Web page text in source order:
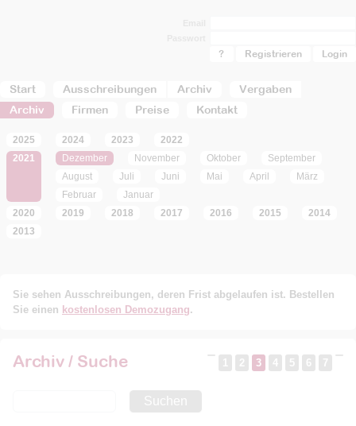
Start Ausschreibungen Archiv
Vergaben
Archiv
Firmen Preise Kontakt
? Registrieren
2025 2024 2023
2022
2021
Dezember November Oktober
September
August
Juli Juni Mai April
März
Februar
Januar
2020
2019 2018 2017 2016 2015
2014
2013
Sie sehen Ausschreibungen, deren Frist abgelaufen ist. Bestellen
Sie einen kostenlosen Demozugang.
Archiv / Suche 1 2 3 4 5 6 7
Suchen